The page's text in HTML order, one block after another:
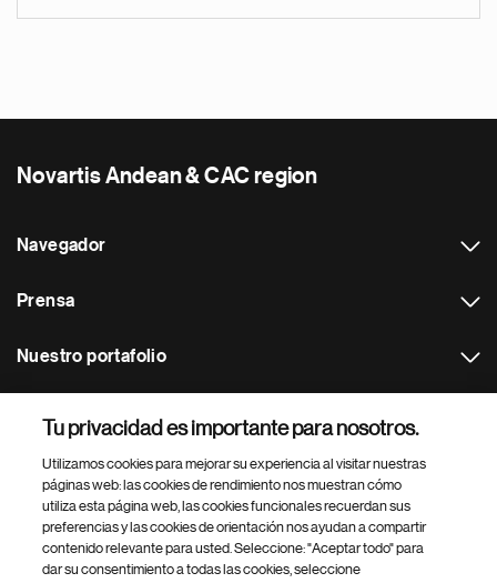
Novartis Andean & CAC region
Navegador
Prensa
Nuestro portafolio
Footer Site Search
Tu privacidad es importante para nosotros.
Utilizamos cookies para mejorar su experiencia al visitar nuestras
páginas web: las cookies de rendimiento nos muestran cómo
utiliza esta página web, las cookies funcionales recuerdan sus
preferencias y las cookies de orientación nos ayudan a compartir
contenido relevante para usted. Seleccione: "Aceptar todo" para
dar su consentimiento a todas las cookies, seleccione